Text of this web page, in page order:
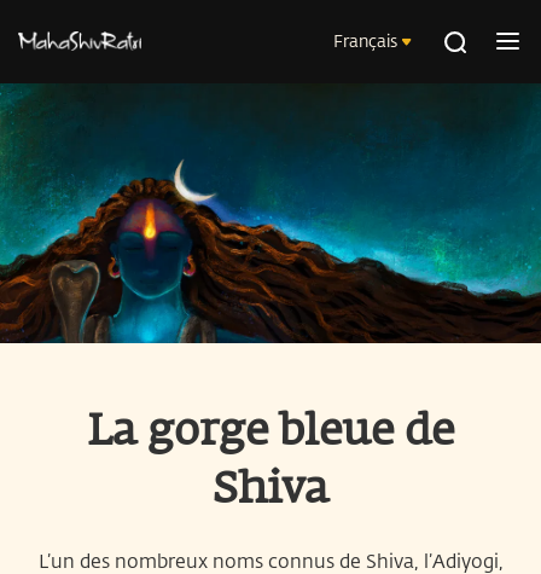
Français
La gorge bleue de
Shiva
L’un des nombreux noms connus de Shiva, l’Adiyogi,